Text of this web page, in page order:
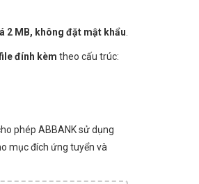
2 MB, không đặt mật khẩu
đính kèm theo cấu trúc:
phép ABBANK sử dụng
mục đích ứng tuyển và